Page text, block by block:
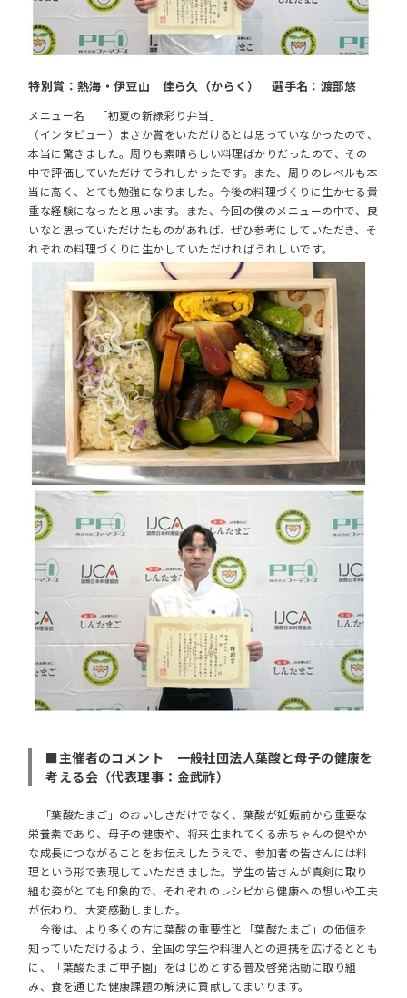
特別賞：熱海・伊豆山 佳ら久（からく） 選手名：渡部悠
メニュー名 「初夏の新緑彩り弁当」
（インタビュー）まさか賞をいただけるとは思っていなかったので、
本当に驚きました。周りも素晴らしい料理ばかりだったので、その
中で評価していただけてうれしかったです。また、周りのレベルも本
当に高く、とても勉強になりました。今後の料理づくりに生かせる貴
重な経験になったと思います。また、今回の僕のメニューの中で、良
いなと思っていただけたものがあれば、ぜひ参考にしていただき、そ
れぞれの料理づくりに生かしていただければうれしいです。
■主催者のコメント 一般社団法人葉酸と母子の健康を
考える会（代表理事：金武祚）
「葉酸たまご」のおいしさだけでなく、葉酸が妊娠前から重要な
栄養素であり、母子の健康や、将来生まれてくる赤ちゃんの健やか
な成長につながることをお伝えしたうえで、参加者の皆さんには料
理という形で表現していただきました。学生の皆さんが真剣に取り
組む姿がとても印象的で、それぞれのレシピから健康への想いや工夫
が伝わり、大変感動しました。
今後は、より多くの方に葉酸の重要性と「葉酸たまご」の価値を
知っていただけるよう、全国の学生や料理人との連携を広げるととも
に、「葉酸たまご甲子園」をはじめとする普及啓発活動に取り組
み、食を通じた健康課題の解決に貢献してまいります。